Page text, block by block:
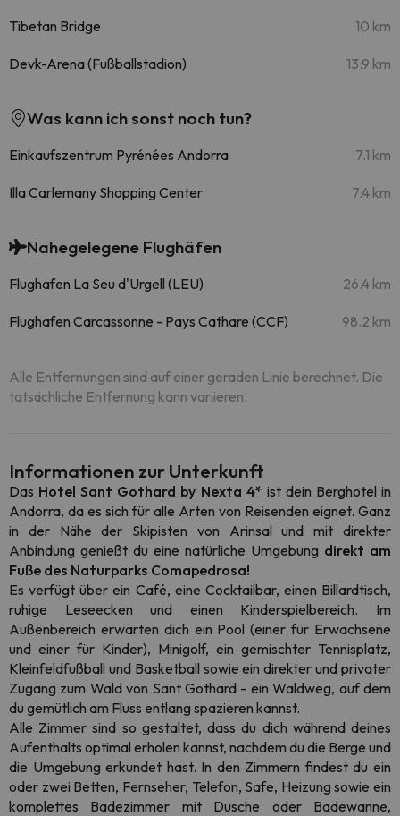
Tibetan Bridge 10 km
Devk-Arena (Fußballstadion) 13.9 km
Was kann ich sonst noch tun?
Einkaufszentrum Pyrénées Andorra 7.1 km
Illa Carlemany Shopping Center 7.4 km
Nahegelegene Flughäfen
Flughafen La Seu d'Urgell (LEU) 26.4 km
Flughafen Carcassonne - Pays Cathare (CCF) 98.2 km
Alle Entfernungen sind auf einer geraden Linie berechnet. Die
tatsächliche Entfernung kann variieren.
Informationen zur Unterkunft
Das Hotel Sant Gothard by Nexta 4* ist dein Berghotel in
Andorra, da es sich für alle Arten von Reisenden eignet. Ganz
in der Nähe der Skipisten von Arinsal und mit direkter
Anbindung genießt du eine natürliche Umgebung direkt am
Fuße des Naturparks Comapedrosa!
Es verfügt über ein Café, eine Cocktailbar, einen Billardtisch,
ruhige Leseecken und einen Kinderspielbereich. Im
Außenbereich erwarten dich ein Pool (einer für Erwachsene
und einer für Kinder), Minigolf, ein gemischter Tennisplatz,
Kleinfeldfußball und Basketball sowie ein direkter und privater
Zugang zum Wald von Sant Gothard - ein Waldweg, auf dem
du gemütlich am Fluss entlang spazieren kannst.
Alle Zimmer sind so gestaltet, dass du dich während deines
Aufenthalts optimal erholen kannst, nachdem du die Berge und
die Umgebung erkundet hast. In den Zimmern findest du ein
oder zwei Betten, Fernseher, Telefon, Safe, Heizung sowie ein
komplettes Badezimmer mit Dusche oder Badewanne,